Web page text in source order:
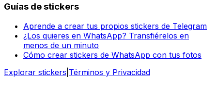
Guías de stickers
Aprende a crear tus propios stickers de Telegram
¿Los quieres en WhatsApp? Transfiérelos en
menos de un minuto
Cómo crear stickers de WhatsApp con tus fotos
Explorar stickers Términos y Privacidad